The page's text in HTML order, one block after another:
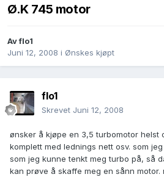
Ø.K 745 motor
Avflo1
Juni 12, 2008 i Ønskes kjøpt
flo1
Skrevet Juni 12, 2008
ønsker å kjøpe en 3,5 turbomotor helst
komplett med lednings nett osv. som
som jeg kunne tenkt meg turbo på, så
kan prøve å skaffe meg en sånn